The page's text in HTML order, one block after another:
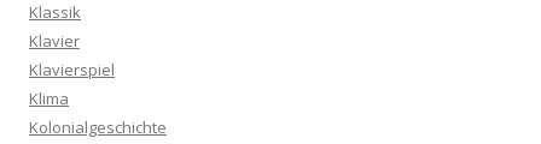
Klassik
Klavier
Klavierspiel
Klima
Kolonialgeschichte